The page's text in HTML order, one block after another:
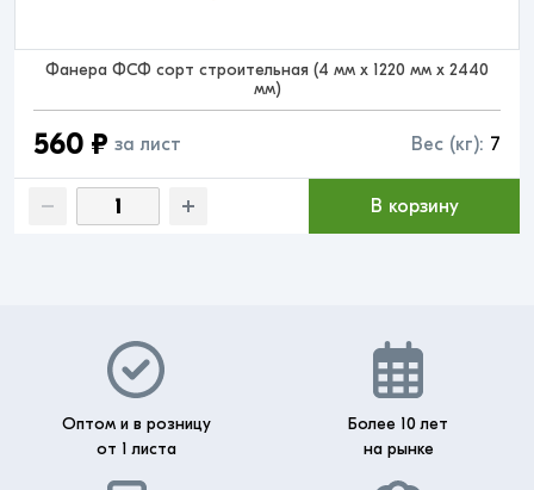
Фанера ФСФ сорт строительная (4 мм x 1220 мм x 2440
мм)
560 ₽ за лист Вес (кг): 7
В корзину
Оптом и в розницу
от 1 листа
Более 10 лет
на рынке